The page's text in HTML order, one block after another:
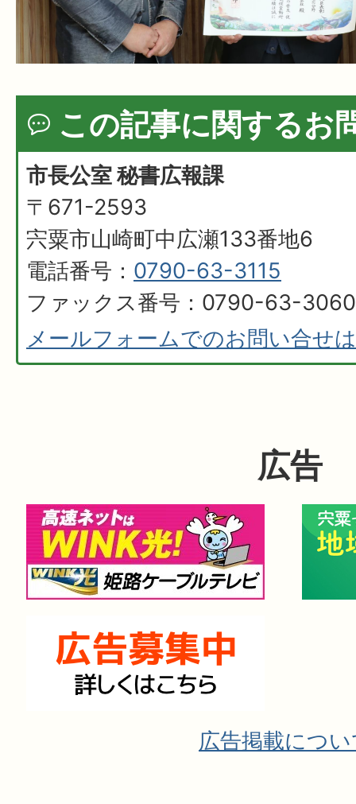
この記事に関するお
市長公室 秘書広報課
〒671-2593
宍粟市山崎町中広瀬133番地6
電話番号： 0790-63-3115
ファックス番号：0790-63-3060
メールフォームでのお問い合せ
広告
広告掲載につ